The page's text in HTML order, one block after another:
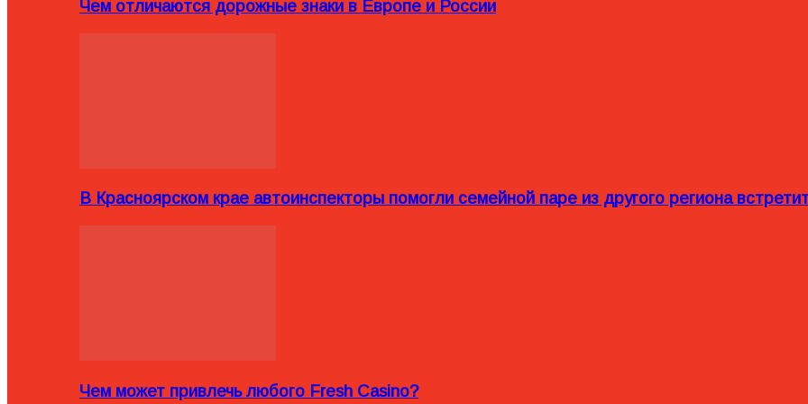
Чем отличаются дорожные знаки в Европе и России
В Красноярском крае автоинспекторы помогли семейной паре из другого региона
Чем может привлечь любого Fresh Casino?